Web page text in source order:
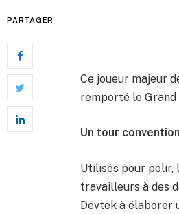
PARTAGER
Ce joueur majeur
remporté le
Un tour
Utilisés pour polir,
travailleurs à des
Devtek à élaborer